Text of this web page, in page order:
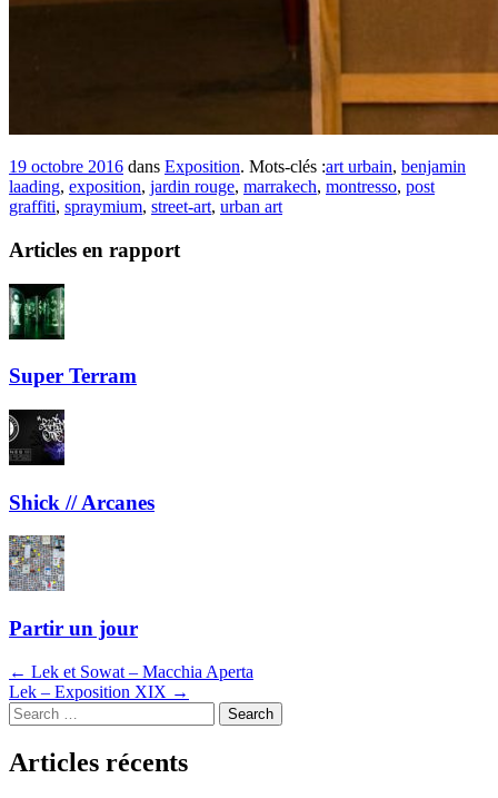
19 octobre 2016 dans Exposition. Mots-clés :art urbain, benjamin
laading, exposition, jardin rouge, marrakech, montresso, post
graffiti, spraymium, street-art, urban art
Articles en rapport
Super Terram
Shick // Arcanes
Partir un jour
Navigation
dans
les
articles
← Lek et Sowat – Macchia Aperta
Lek – Exposition XIX →
Search
Articles récents